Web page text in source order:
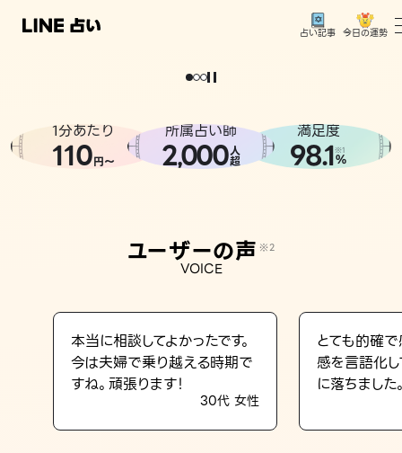
占い記事 今日の運勢
相談事例
LINE占いを開く
どうせなら
。
1分あたり
110円〜
所属占い師
2,000人
超
満足度
98.1※1
%
ユーザーの声 ※2
VOICE
本当に相談してよかったです。
今は夫婦で乗り越える時期で
すね。頑張ります！
30代 女性
とても的確
感を言語化
に落ちました